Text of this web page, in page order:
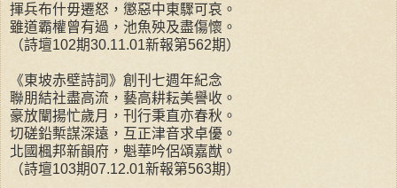
揮兵布什毋遷怒，懲惡中東驟可哀。
雖道霸權曾有過，池魚殃及盡傷懷。
（詩壇102期30.11.01新報第562期）
《東坡赤壁詩詞》創刊七週年紀念
聯朋結社盡高流，藝高耕耘美譽收。
豪放闡揚忙歲月，刊行秉直亦春秋。
切磋鉛槧謀深遠，互正津音求卓優。
北國楓邦新韻府，魁華吟侶頌嘉猷。
（詩壇103期07.12.01新報第563期）